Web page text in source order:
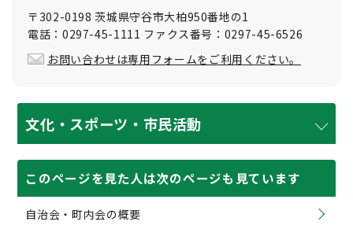
〒302-0198 茨城県守谷市大柏950番地の1
電話：0297-45-1111 ファクス番号：0297-45-6526
お問い合わせは専用フォームをご利用ください。
文化・スポーツ・市民活動
このページを見た人は次のページも見ています
自治会・町内会の概要